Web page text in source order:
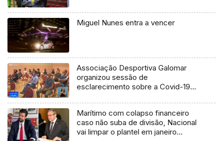
Miguel Nunes entra a vencer
Associação Desportiva Galomar
organizou sessão de
esclarecimento sobre a Covid-19
Marítimo com colapso financeiro
caso não suba de divisão, Nacional
vai limpar o plantel em janeiro